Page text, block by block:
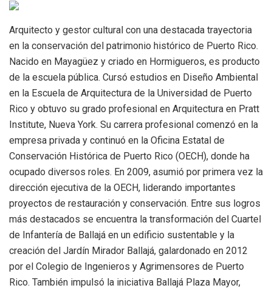
Arquitecto y gestor cultural con una destacada trayectoria
en la conservación del patrimonio histórico de Puerto Rico.
Nacido en Mayagüez y criado en Hormigueros, es producto
de la escuela pública. Cursó estudios en Diseño Ambiental
en la Escuela de Arquitectura de la Universidad de Puerto
Rico y obtuvo su grado profesional en Arquitectura en Pratt
Institute, Nueva York. Su carrera profesional comenzó en la
empresa privada y continuó en la Oficina Estatal de
Conservación Histórica de Puerto Rico (OECH), donde ha
ocupado diversos roles. En 2009, asumió por primera vez la
dirección ejecutiva de la OECH, liderando importantes
proyectos de restauración y conservación. Entre sus logros
más destacados se encuentra la transformación del Cuartel
de Infantería de Ballajá en un edificio sustentable y la
creación del Jardín Mirador Ballajá, galardonado en 2012
por el Colegio de Ingenieros y Agrimensores de Puerto
Rico. También impulsó la iniciativa Ballajá Plaza Mayor,